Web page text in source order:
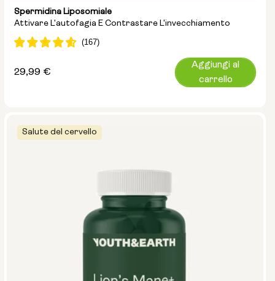
Spermidina Liposomiale
Attivare L'autofagia E Contrastare L'invecchiamento
Prezzo
29,99 €
Aggiungi al
carrello
Salute del cervello